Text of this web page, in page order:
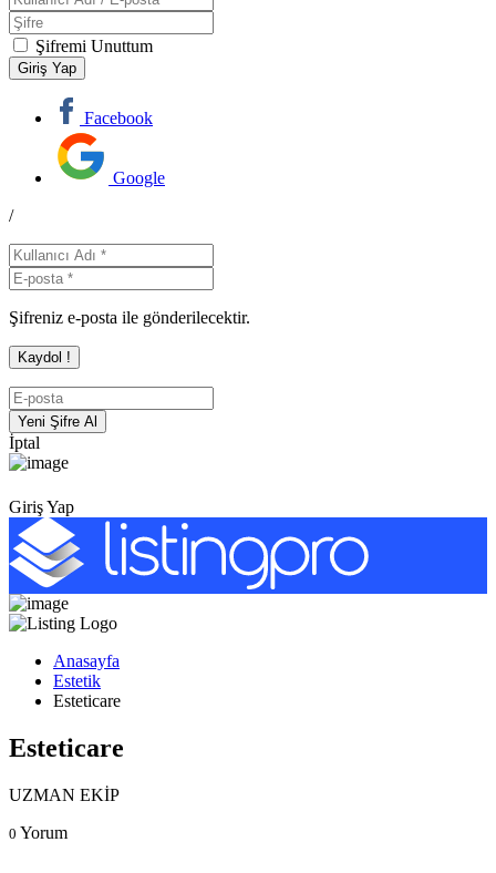
Şifremi Unuttum
Facebook
Google
/
Şifreniz e-posta ile gönderilecektir.
İptal
Giriş Yap
Anasayfa
Estetik
Esteticare
Esteticare
UZMAN EKİP
0 Yorum